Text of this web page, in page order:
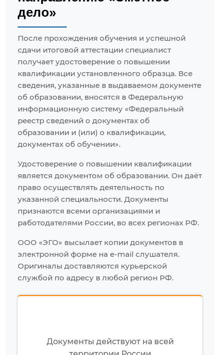
дело»
После прохождения обучения и успешной
сдачи итоговой аттестации специалист
получает удостоверение о повышении
квалификации установленного образца. Все
сведения, указанные в выдаваемом документе
об образовании, вносятся в Федеральную
информационную систему «Федеральный
реестр сведений о документах об
образовании и (или) о квалификации,
документах об обучении».
Удостоверение о повышении квалификации
является документом об образовании. Он даёт
право осуществлять деятельность по
указанной специальности. Документы
признаются всеми организациями и
работодателями России, во всех регионах РФ.
ООО «ЭГО» высылает копии документов в
электронной форме на e-mail слушателя.
Оригиналы доставляются курьерской
службой по адресу в любой регион РФ.
Документы действуют на всей